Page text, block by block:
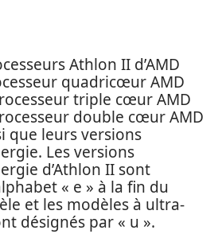
Athlon II d’AMD
quadricœur AMD
triple cœur AMD
double cœur AMD
que leurs versions
Les versions
d’Athlon II sont
« e » à la fin du
et les modèles à ultra-
désignés par « u ».